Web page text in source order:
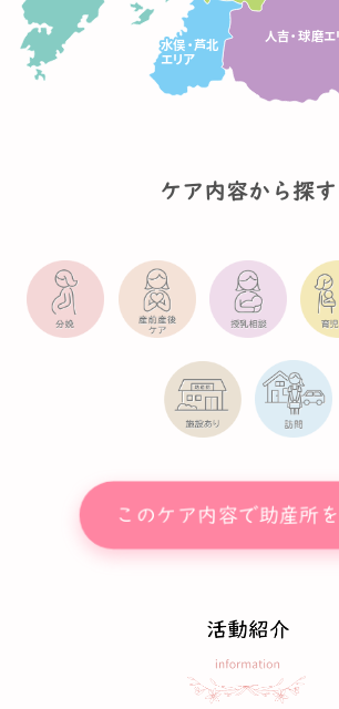
人吉・球磨エ
水俣・芦北
エリア
水俣・芦北
エリア
水俣・芦北
エリア
ケア内容から探す
このケア内容で助産所